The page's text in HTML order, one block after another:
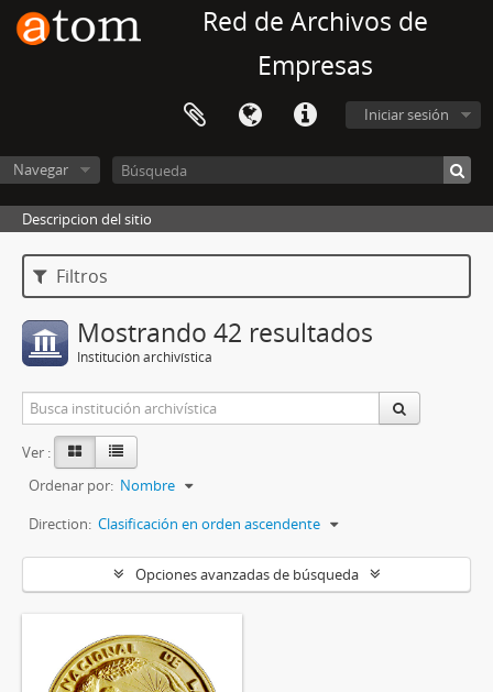
Red de Archivos de
Empresas
Iniciar sesión
Navegar
Descripcion del sitio
Filtros
Mostrando 42 resultados
Institución archivística
Ver :
Ordenar por: Nombre
Direction: Clasificación en orden ascendente
Opciones avanzadas de búsqueda